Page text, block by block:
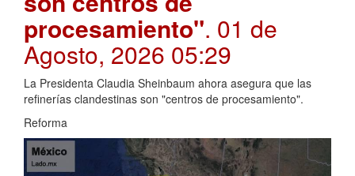
procesamiento". 01 de
Agosto, 2026 05:29
La Presidenta Claudia Sheinbaum ahora asegura que las
refinerías clandestinas son "centros de procesamiento".
Reforma